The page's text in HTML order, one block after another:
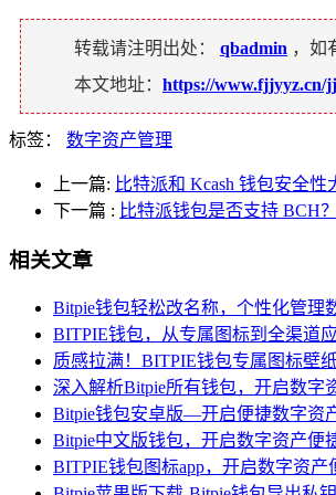
转载请注明出处： qbadmin ，如
本文地址： https://www.fjjyyz.cn/
标签： 数字资产管理
上一篇: 比特派和 Kcash 钱包安全性
下一篇 : 比特派钱包是否支持 BCH
相关文章
Bitpie钱包轻松改名称，个性化管理
BITPIE钱包，从专属图标到全渠道
质感拉满！BITPIE钱包专属图标壁
深入解析Bitpie所有钱包，开启数字
Bitpie钱包安卓版—开启便捷数字资
Bitpie中文版钱包，开启数字资产便
BITPIE钱包图标app，开启数字资产